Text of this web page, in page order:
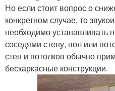
Но если стоит вопрос о
конкретном случае, то
необходимо
соседями стену, пол или
стен и потолков обычно
бескаркасные конструкции.